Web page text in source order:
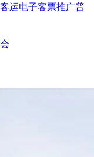
运电子客票推广普